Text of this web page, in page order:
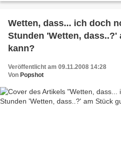
Wetten, dass... ich doch
Stunden 'Wetten, dass..?'
kann?
Veröffentlicht am 09.11.2008 14:28
Von Popshot